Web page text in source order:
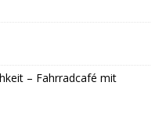
– Fahrradcafé mit